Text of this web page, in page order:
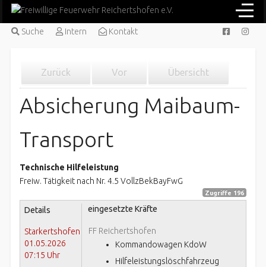
Suche Intern Kontakt
Zurück Vor Übersicht
Absicherung Maibaum-
Transport
Technische Hilfeleistung
Freiw. Tätigkeit nach Nr. 4.5 VollzBekBayFwG
Zugriffe 196
Details
Starkertshofen
01.05.2026
07:15 Uhr
eingesetzte Kräfte
FF Reichertshofen
Kommandowagen KdoW
Hilfeleistungslöschfahrzeug